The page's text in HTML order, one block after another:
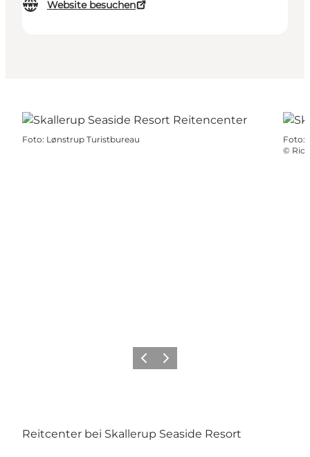
Website besuchen
Foto: Lønstrup Turistbureau Foto:
©
ZurückWeiter
Reitcenter bei Skallerup Seaside Resort